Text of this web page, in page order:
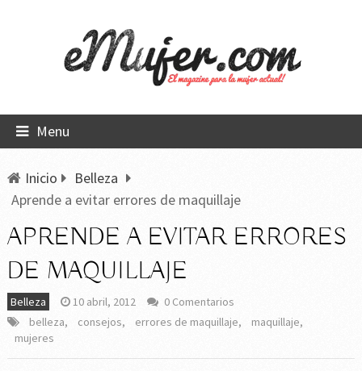
Menu
Inicio
Belleza
Aprende a evitar errores de maquillaje
APRENDE A EVITAR ERRORES
DE MAQUILLAJE
Belleza 10 abril, 2012
0 Comentarios
belleza, consejos, errores de maquillaje, maquillaje,
mujeres